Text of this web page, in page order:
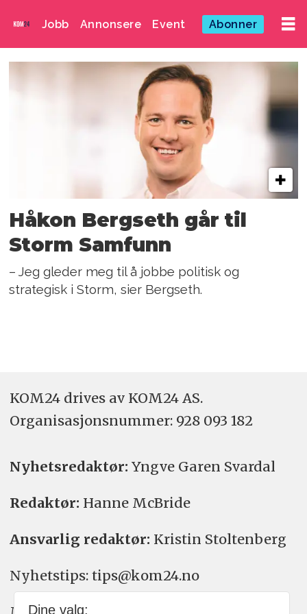
Jobb Annonsere Event Abonner
Emne:
håkon
bergseth
Håkon Bergseth går til
Storm Samfunn
– Jeg gleder meg til å jobbe politisk og
strategisk i Storm, sier Bergseth.
KOM24 drives av KOM24 AS.
Organisasjons­nummer: 928 093 182
Nyhetsredaktør: Yngve Garen Svardal
Redaktør: Hanne McBride
Ansvarlig redaktør: Kristin Stoltenberg
Nyhetstips: tips@kom24.no
Dine valg: